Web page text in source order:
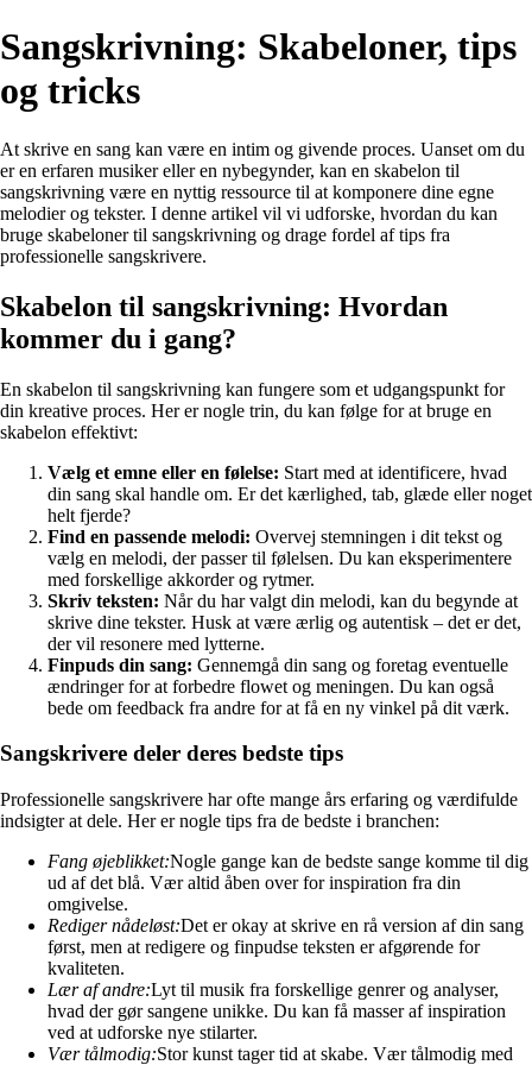
Sangskrivning: Skabeloner, tips
og tricks
At skrive en sang kan være en intim og givende proces. Uanset om du
er en erfaren musiker eller en nybegynder, kan en skabelon til
sangskrivning være en nyttig ressource til at komponere dine egne
melodier og tekster. I denne artikel vil vi udforske, hvordan du kan
bruge skabeloner til sangskrivning og drage fordel af tips fra
professionelle sangskrivere.
Skabelon til sangskrivning: Hvordan
kommer du i gang?
En skabelon til sangskrivning kan fungere som et udgangspunkt for
din kreative proces. Her er nogle trin, du kan følge for at bruge en
skabelon effektivt:
Vælg et emne eller en følelse: Start med at identificere, hvad
din sang skal handle om. Er det kærlighed, tab, glæde eller noget
helt fjerde?
Find en passende melodi: Overvej stemningen i dit tekst og
vælg en melodi, der passer til følelsen. Du kan eksperimentere
med forskellige akkorder og rytmer.
Skriv teksten: Når du har valgt din melodi, kan du begynde at
skrive dine tekster. Husk at være ærlig og autentisk – det er det,
der vil resonere med lytterne.
Finpuds din sang: Gennemgå din sang og foretag eventuelle
ændringer for at forbedre flowet og meningen. Du kan også
bede om feedback fra andre for at få en ny vinkel på dit værk.
Sangskrivere deler deres bedste tips
Professionelle sangskrivere har ofte mange års erfaring og værdifulde
indsigter at dele. Her er nogle tips fra de bedste i branchen:
Fang øjeblikket:Nogle gange kan de bedste sange komme til dig
ud af det blå. Vær altid åben over for inspiration fra din
omgivelse.
Rediger nådeløst:Det er okay at skrive en rå version af din sang
først, men at redigere og finpudse teksten er afgørende for
kvaliteten.
Lær af andre:Lyt til musik fra forskellige genrer og analyser,
hvad der gør sangene unikke. Du kan få masser af inspiration
ved at udforske nye stilarter.
Vær tålmodig:Stor kunst tager tid at skabe. Vær tålmodig med